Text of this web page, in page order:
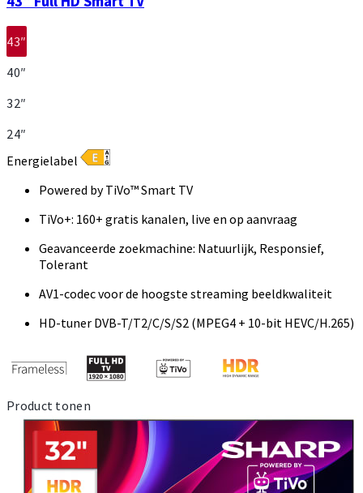
43″
40″
32″
24″
Energielabel
Powered by TiVo™ Smart TV
TiVo+: 160+ gratis kanalen, live en op aanvraag
Geavanceerde zoekmachine: Natuurlijk, Responsief,
Tolerant
AV1-codec voor de hoogste streaming beeldkwaliteit
HD-tuner DVB-T/T2/C/S/S2 (MPEG4 + 10-bit HEVC/H.265)
Product tonen